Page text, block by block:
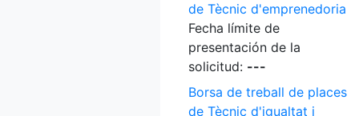
de Tècnic d'emprenedoria
Fecha límite de
presentación de la
solicitud: ---
Borsa de treball de places
de Tècnic d'igualtat i